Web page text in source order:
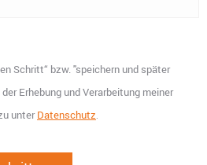
Schritt“ bzw. "speichern und später
Erhebung und Verarbeitung meiner
unterDatenschutz